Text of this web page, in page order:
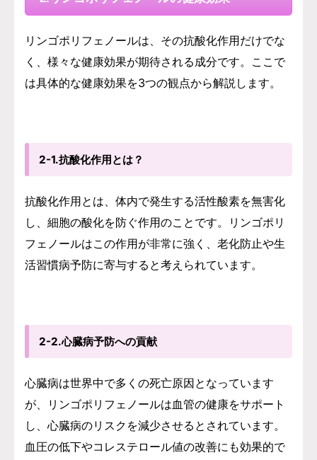
リンゴポリフェノールは、その抗酸化作用だけでな
く、様々な健康効果が期待される成分です。ここで
は具体的な健康効果を3つの観点から解説します。
2-1.抗酸化作用とは？
抗酸化作用とは、体内で発生する活性酸素を無害化
し、細胞の酸化を防ぐ作用のことです。リンゴポリ
フェノールはこの作用が非常に強く、老化防止や生
活習慣病予防に寄与すると考えられています。
2-2.心臓病予防への貢献
心臓病は世界中で多くの死亡原因となっています
が、リンゴポリフェノールは血管の健康をサポート
し、心臓病のリスクを減少させるとされています。
血圧の低下やコレステロール値の改善にも効果的で